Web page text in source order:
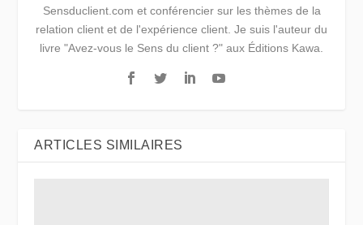
Sensduclient.com et conférencier sur les thèmes de la
relation client et de l'expérience client. Je suis l'auteur du
livre "Avez-vous le Sens du client ?" aux Éditions Kawa.
ARTICLES SIMILAIRES